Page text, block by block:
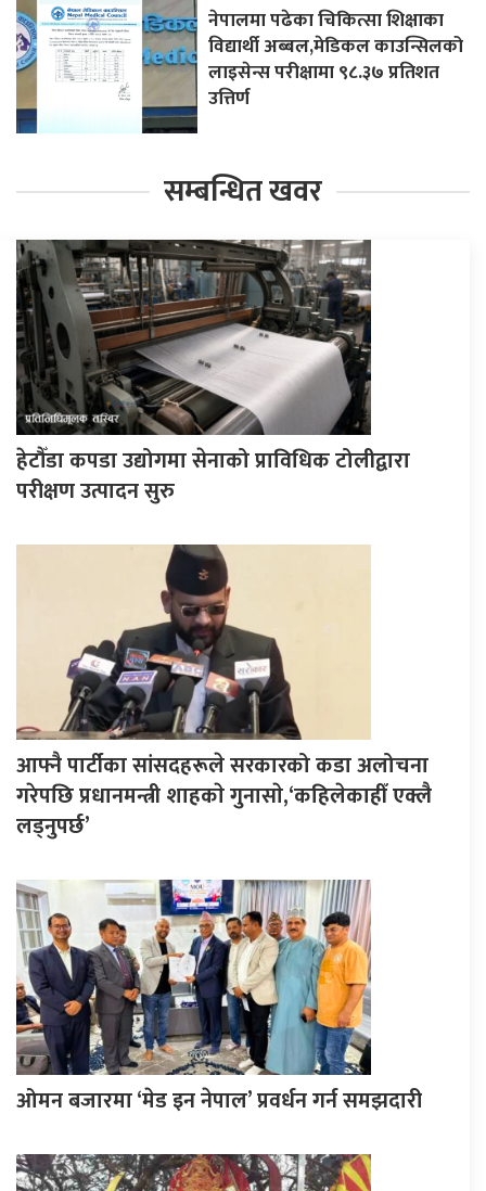
नेपालमा पढेका चिकित्सा शिक्षाका
विद्यार्थी अब्बल,मेडिकल काउन्सिलको
लाइसेन्स परीक्षामा ९८.३७ प्रतिशत
उत्तिर्ण
सम्बन्धित खवर
हेटौँडा कपडा उद्योगमा सेनाको प्राविधिक टोलीद्वारा
परीक्षण उत्पादन सुरु
आफ्नै पार्टीका सांसदहरूले सरकारको कडा अलोचना
गरेपछि प्रधानमन्त्री शाहकाे गुनासाे,‘कहिलेकाहीँ एक्लै
लड्नुपर्छ’
ओमन बजारमा ‘मेड इन नेपाल’ प्रवर्धन गर्न समझदारी